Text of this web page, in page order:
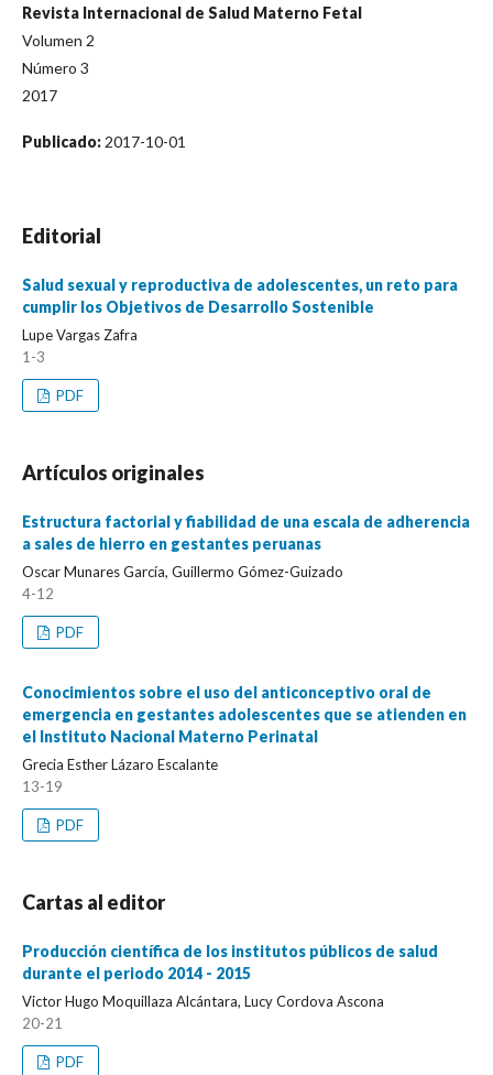
Revista Internacional de Salud Materno Fetal
Volumen 2
Número 3
2017
Publicado: 2017-10-01
Editorial
Salud sexual y reproductiva de adolescentes, un reto para
cumplir los Objetivos de Desarrollo Sostenible
Lupe Vargas Zafra
1-3
PDF
Artículos originales
Estructura factorial y fiabilidad de una escala de adherencia
a sales de hierro en gestantes peruanas
Oscar Munares García, Guillermo Gómez-Guizado
4-12
PDF
Conocimientos sobre el uso del anticonceptivo oral de
emergencia en gestantes adolescentes que se atienden en
el Instituto Nacional Materno Perinatal
Grecia Esther Lázaro Escalante
13-19
PDF
Cartas al editor
Producción científica de los institutos públicos de salud
durante el periodo 2014 - 2015
Victor Hugo Moquillaza Alcántara, Lucy Cordova Ascona
20-21
PDF